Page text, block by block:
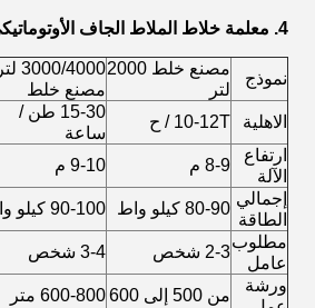
4. معلمة خلاط الملاط الجاف الأوتوماتيكي الكامل MG:
نموذج
مصنع خلط 2000
لتر
3000/4000 لتر
مصنع خلط
الاهلية
10-12T / ح
15-30 طن /
ساعة
ارتفاع
الآلة
8-9 م 9-10 م
إجمالي
الطاقة
80-90 كيلو واط 90-100 كيلو واط
مطلوب
عامل
2-3 شخص 3-4 شخص
ورشة
من 500 إلى 600
600-800 متر